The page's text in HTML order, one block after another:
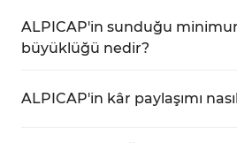
ALPICAP'in sunduğu
büyüklüğü nedir?
sunuyor.
ALPICAP'in kâr paylaşımı nasıl